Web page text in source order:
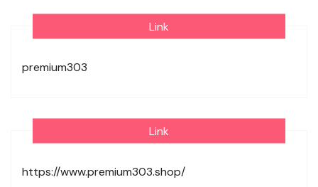
Link
premium303
Link
https://www.premium303.shop/